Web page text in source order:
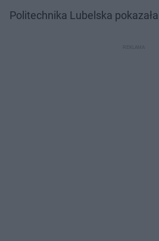
Politechnika Lubelska